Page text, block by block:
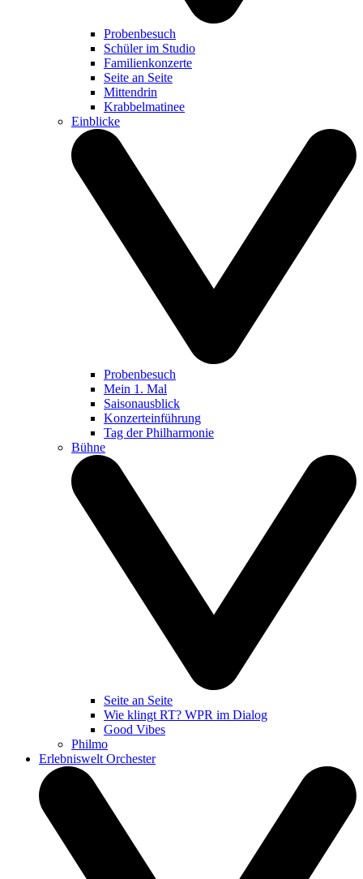
Probenbesuch
Schüler im Studio
Familienkonzerte
Seite an Seite
Mittendrin
Krabbelmatinee
Einblicke
Probenbesuch
Mein 1. Mal
Saisonausblick
Konzerteinführung
Tag der Philharmonie
Bühne
Seite an Seite
Wie klingt RT? WPR im Dialog
Good Vibes
Philmo
Erlebniswelt Orchester